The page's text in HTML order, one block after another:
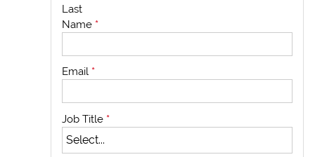
Last
Name *
Email *
Job Title *